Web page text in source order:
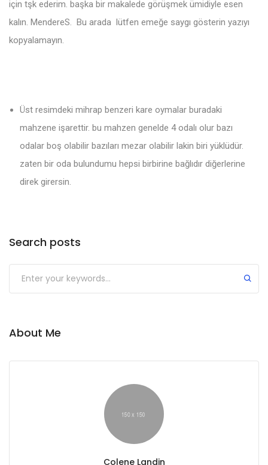
için tşk ederim. başka bir makalede görüşmek ümidiyle esen
kalın. MendereS. Bu arada lütfen emeğe saygı gösterin yazıyı
kopyalamayın.
Üst resimdeki mihrap benzeri kare oymalar buradaki
mahzene işarettir. bu mahzen genelde 4 odalı olur bazı
odalar boş olabilir bazıları mezar olabilir lakin biri yüklüdür.
zaten bir oda bulundumu hepsi birbirine bağlıdır diğerlerine
direk girersin.
Search posts
About Me
Colene Landin